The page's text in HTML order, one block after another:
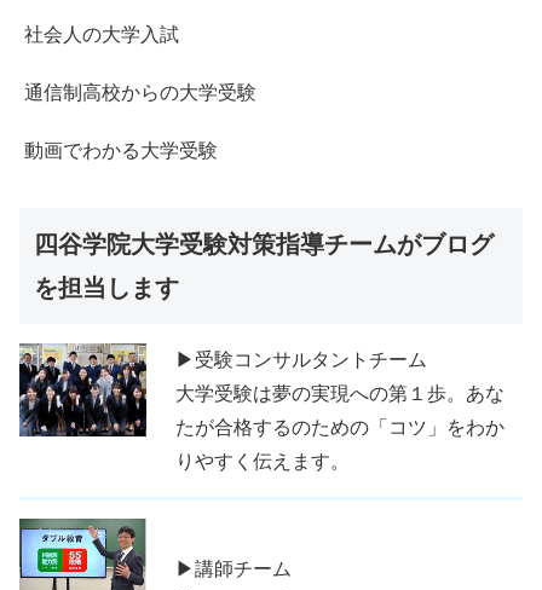
社会人の大学入試
通信制高校からの大学受験
動画でわかる大学受験
四谷学院大学受験対策指導チームがブログ
を担当します
▶受験コンサルタントチーム
大学受験は夢の実現への第１歩。あな
たが合格するのための「コツ」をわか
りやすく伝えます。
▶講師チーム